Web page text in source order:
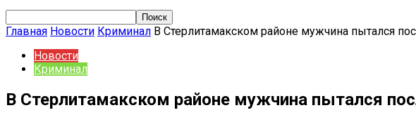
Главная Новости Криминал В Стерлитамакском районе мужчина пытался
Новости
Криминал
В Стерлитамакском районе мужчина пытался